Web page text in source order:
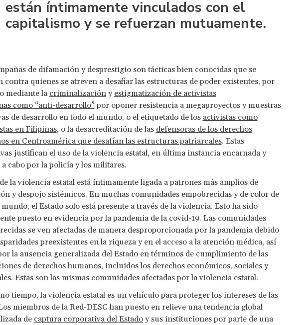
están íntimamente vinculados con el
capitalismo y se refuerzan mutuamente.
de difamación y desprestigio son tácticas bien conocidas que se
contra quienes se atreven a desafiar las estructuras de poder existentes, por
mediante la criminalizacióny estigmatización de activistas
como “anti-desarrollo”por oponer resistencia a megaproyectos y muestras
de desarrollo en todo el mundo, o el etiquetado de los activistas como
en Filipinas, o la desacreditación de las defensoras de los derechos
en Centroamérica que desafían las estructuras patriarcales. Estas
justifican el uso de la violencia estatal, en última instancia encarnada y
a cabo por la policía y los militares.
la violencia estatal está íntimamente ligada a patrones más amplios de
y despojo sistémicos. En muchas comunidades empobrecidas y de color de
el Estado solo está presente a través de la violencia. Esto ha sido
puesto en evidencia por la pandemia de la covid-19. Las comunidades
se ven afectadas de manera desproporcionada por la pandemia debido
preexistentes en la riqueza y en el acceso a la atención médica, así
la ausencia generalizada del Estado en términos de cumplimiento de las
de derechos humanos, incluidos los derechos económicos, sociales y
Estas son las mismas comunidades afectadas por la violencia estatal.
tiempo, la violencia estatal es un vehículo para proteger los intereses de las
miembros de la Red-DESC han puesto en relieve una tendencia global
de captura corporativa del Estadoy sus instituciones por parte de una